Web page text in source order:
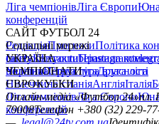
Ліга чемпіонівЛіга Європи
конференцій
САЙТ ФУТБОЛ 24
РедакціяПрогнозиПолітика
сайтуКонтактиПравила
політикаСтруктура власності
Соціальні мережі
facebookxyoutubeinstagram
УКРАЇНА
УкраїнаПерша лігаДруга ліга
ЧЕМПІОНАТИ
НімеччинаІспаніяАнгліяІталія
ЄВРОКУБКИ
Ліга чемпіонівЛіга Європи
конференцій
Онлайн-медіа «Футбол 24»пл.
79008Телефон +380 (32) 229-